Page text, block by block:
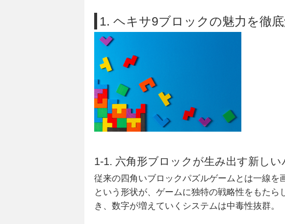
1. ヘキサ9ブロックの魅力を徹底
1-1. 六角形ブロックが生み出す新しい
従来の四角いブロックパズルゲームとは一線
という形状が、ゲームに独特の戦略性をもた
き、数字が増えていくシステムは中毒性抜群。